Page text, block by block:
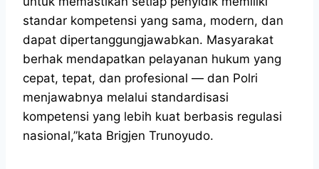
standar kompetensi yang sama, modern, dan
dapat dipertanggungjawabkan. Masyarakat
berhak mendapatkan pelayanan hukum yang
cepat, tepat, dan profesional — dan Polri
menjawabnya melalui standardisasi
kompetensi yang lebih kuat berbasis regulasi
nasional,”kata Brigjen Trunoyudo.